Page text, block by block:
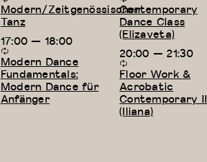
Modern/Zeitgenössischer
Tanz
17:00— 18:00
Modern Dance
Fundamentals:
Modern Dance für
Anfänger
Contemporary
Dance Class
(Elizaveta)
20:00 — 21:30
Floor Work &
Acrobatic
Contemporary II
(Iliana)